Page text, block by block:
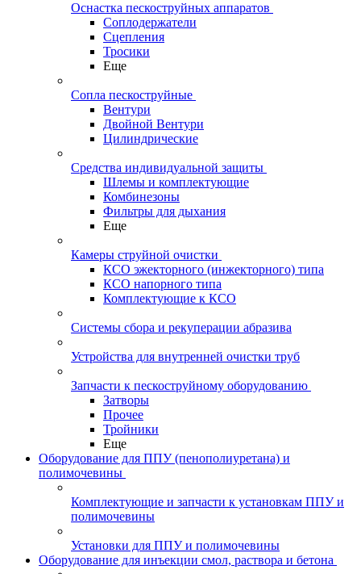
Оснастка пескоструйных аппаратов
Соплодержатели
Сцепления
Тросики
Еще
Сопла пескоструйные
Вентури
Двойной Вентури
Цилиндрические
Средства индивидуальной защиты
Шлемы и комплектующие
Комбинезоны
Фильтры для дыхания
Еще
Камеры струйной очистки
КСО эжекторного (инжекторного) типа
КСО напорного типа
Комплектующие к КСО
Системы сбора и рекуперации абразива
Устройства для внутренней очистки труб
Запчасти к пескоструйному оборудованию
Затворы
Прочее
Тройники
Еще
Оборудование для ППУ (пенополиуретана) и
полимочевины
Комплектующие и запчасти к установкам ППУ и
полимочевины
Установки для ППУ и полимочевины
Оборудование для инъекции смол, раствора и бетона